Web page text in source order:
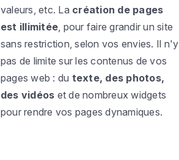
valeurs, etc. La création de pages
est illimitée , pour faire grandir un site
sans restriction, selon vos envies. Il n'y
pas de limite sur les contenus de vos
pages web : du texte, des photos,
des vidéos et de nombreux widgets
pour rendre vos pages dynamiques.